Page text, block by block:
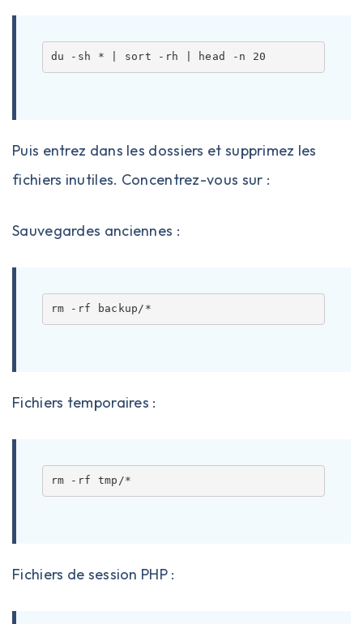
Puis entrez dans les dossiers et supprimez les
fichiers inutiles. Concentrez-vous sur :
Sauvegardes anciennes :
Fichiers temporaires :
Fichiers de session PHP :